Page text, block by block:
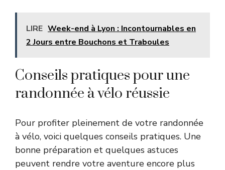
LIRE Week-end à Lyon : Incontournables en
2 Jours entre Bouchons et Traboules
Conseils pratiques pour une
randonnée à vélo réussie
Pour profiter pleinement de votre randonnée
à vélo, voici quelques conseils pratiques. Une
bonne préparation et quelques astuces
peuvent rendre votre aventure encore plus